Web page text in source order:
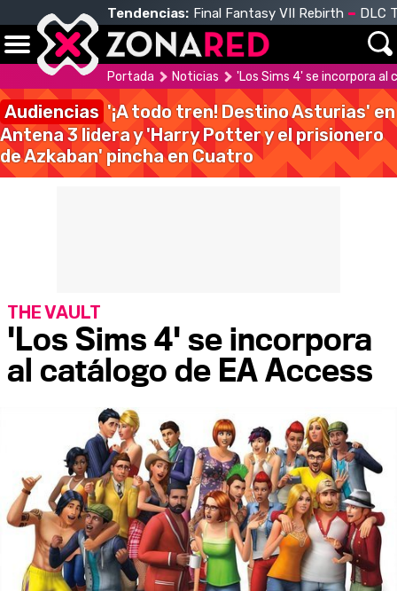
Tendencias: Final Fantasy VII Rebirth DLC
Portada Noticias 'Los Sims 4' se incorpora al
Audiencias '¡A todo tren! Destino Asturias' en
Antena 3 lidera y 'Harry Potter y el prisionero
de Azkaban' pincha en Cuatro
'Los Sims 4' se incorpora
al catálogo de EA Access
THE VAULT